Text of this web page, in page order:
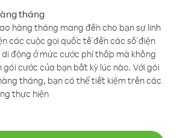
tháng
hàng tháng mang đến cho bạn sự linh
các cuộc gọi quốc tế đến các số điện
động ở mức cước phí thấp mà không
gói cước của bạn bất kỳ lúc nào. Với gói
tháng, bạn có thể tiết kiệm trên các
thực hiện